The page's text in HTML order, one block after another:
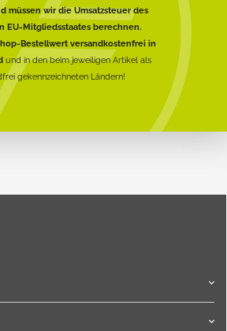
müssen wir die Umsatzsteuer des
EU-Mitgliedsstaates berechnen.
Bestellwert versandkostenfrei in
und in den beim jeweiligen Artikel als
gekennzeichneten Ländern!